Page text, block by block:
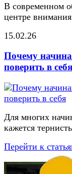
В современном
центре
15.02.26
Почему
поверить в себя
Для многих
кажется
Перейти к